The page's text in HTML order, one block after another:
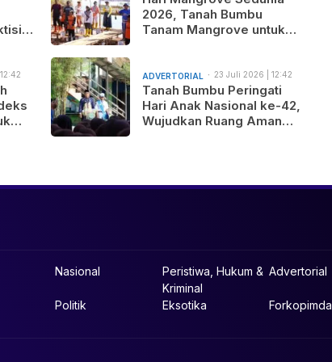
2026, Tanah Bumbu
Tanam Mangrove untuk
ADVERTORIAL
23 Juli 2026 | 12:42
am
Tanah Bumbu Peringati
Hari Anak Nasional ke-42,
Wujudkan Ruang Aman
Nasional
Peristiwa, Hukum &
Kriminal
Advertorial
Politik Eksotika Forkopimda